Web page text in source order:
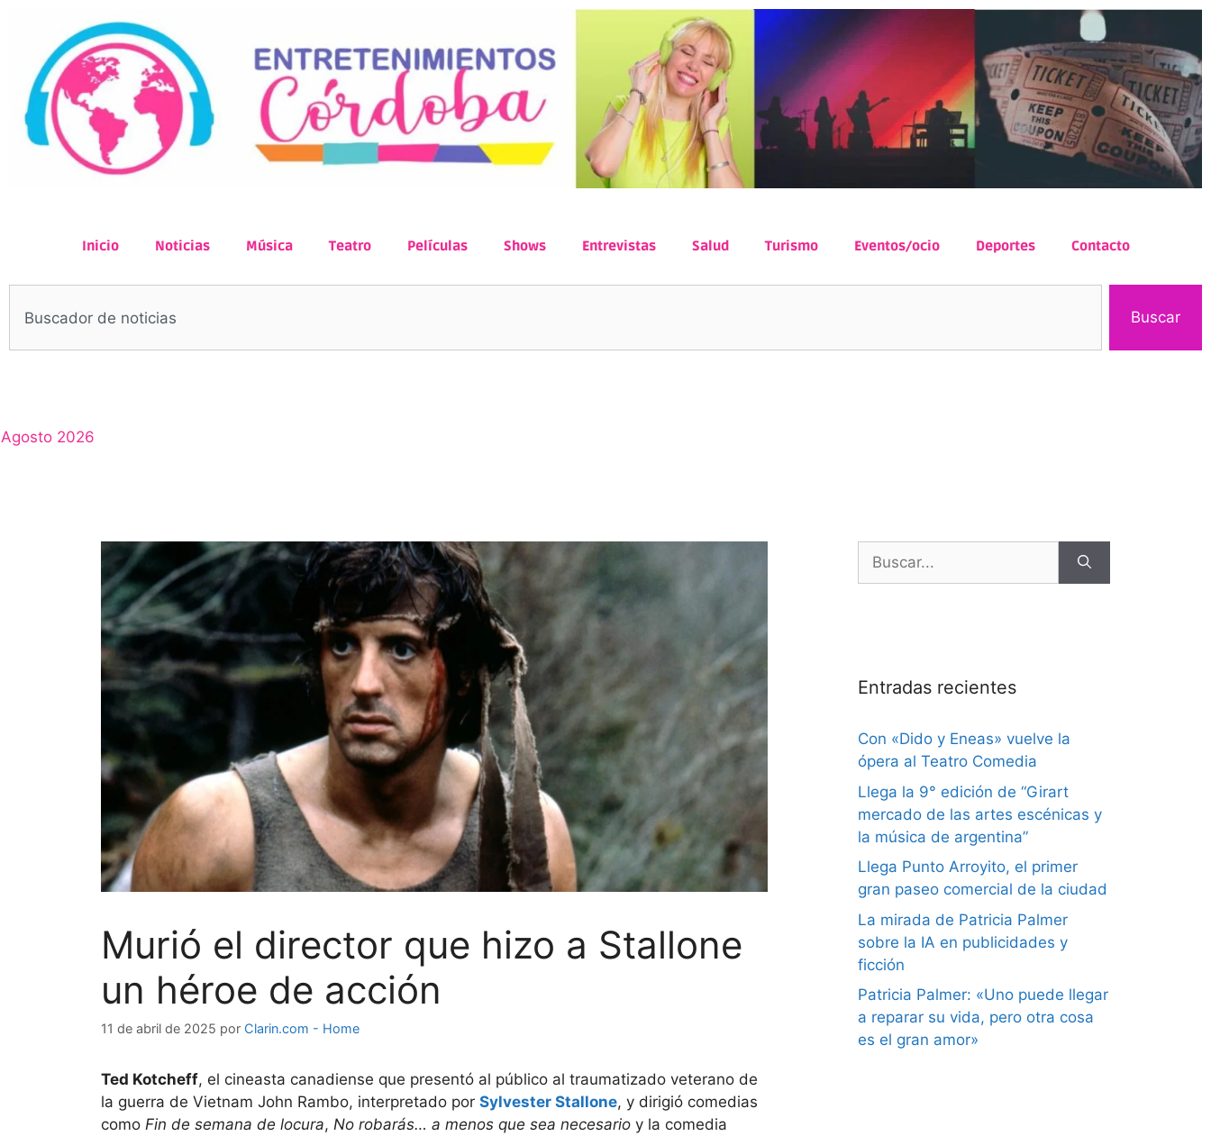
Inicio Noticias Música Teatro Películas Shows Entrevistas Salud Turismo Eventos/ocio Deportes Contacto
Buscar
Agosto 2026
Murió el director que hizo a Stallone
un héroe de acción
11 de abril de 2025 por Clarin.com - Home
Ted Kotcheff, el cineasta canadiense que presentó al público al traumatizado veterano de
la guerra de Vietnam John Rambo, interpretado por Sylvester Stallone, y dirigió comedias
como Fin de semana de locura, No robarás… a menos que sea necesario y la comedia
Entradas recientes
Con «Dido y Eneas» vuelve la
ópera al Teatro Comedia
Llega la 9° edición de “Girart
mercado de las artes escénicas y
la música de argentina”
Llega Punto Arroyito, el primer
gran paseo comercial de la ciudad
La mirada de Patricia Palmer
sobre la IA en publicidades y
ficción
Patricia Palmer: «Uno puede llegar
a reparar su vida, pero otra cosa
es el gran amor»